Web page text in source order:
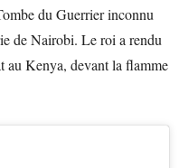
du Guerrier inconnu
de Nairobi. Le roi a rendu
au Kenya, devant la flamme